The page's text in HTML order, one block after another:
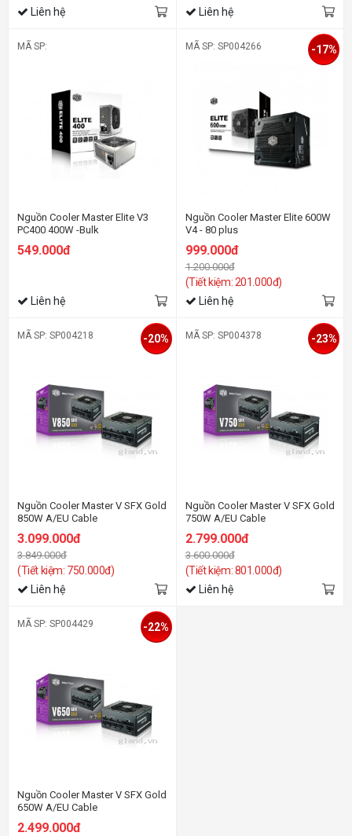
Liên hệ Liên hệ
MÃ SP:
Nguồn Cooler Master Elite V3
PC400 400W -Bulk
549.000đ
Liên hệ
MÃ SP: SP004266
Nguồn Cooler Master Elite 600W
V4 - 80 plus
999.000đ
1.200.000đ
(Tiết kiệm: 201.000đ)
-17%
Liên hệ
MÃ SP: SP004218
Nguồn Cooler Master V SFX Gold
850W A/EU Cable
3.099.000đ
3.849.000đ
(Tiết kiệm: 750.000đ)
-20%
Liên hệ
MÃ SP: SP004378
Nguồn Cooler Master V SFX Gold
750W A/EU Cable
2.799.000đ
3.600.000đ
(Tiết kiệm: 801.000đ)
-23%
Liên hệ
MÃ SP: SP004429
Nguồn Cooler Master V SFX Gold
650W A/EU Cable
2.499.000đ
-22%